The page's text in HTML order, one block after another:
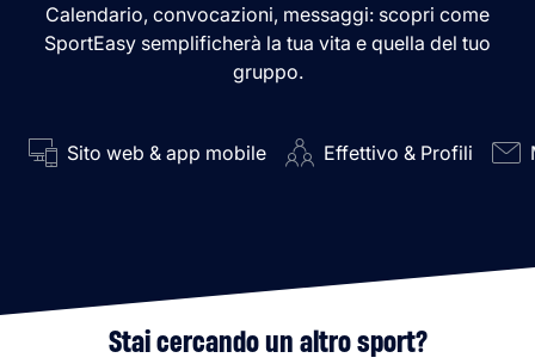
Calendario, convocazioni, messaggi: scopri come
SportEasy semplificherà la tua vita e quella del tuo
gruppo.
Sito web & app mobile Effettivo & Profili
Stai cercando un altro sport?